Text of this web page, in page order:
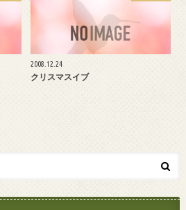
2008.12.24
クリスマスイブ